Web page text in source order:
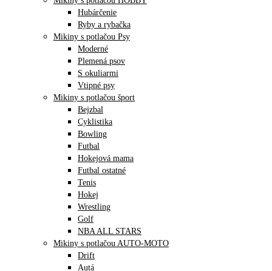
Hubárčenie
Ryby a rybačka
Mikiny s potlačou Psy
Moderné
Plemená psov
S okuliarmi
Vtipné psy
Mikiny s potlačou šport
Bejzbal
Cyklistika
Bowling
Futbal
Hokejová mama
Futbal ostatné
Tenis
Hokej
Wrestling
Golf
NBA ALL STARS
Mikiny s potlačou AUTO-MOTO
Drift
Autá